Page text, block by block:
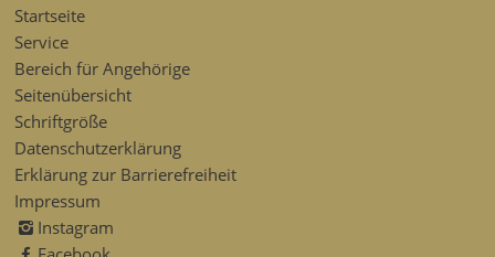
Startseite
Service
Bereich für Angehörige
Seitenübersicht
Schriftgröße
Datenschutzerklärung
Erklärung zur Barrierefreiheit
Impressum
Instagram